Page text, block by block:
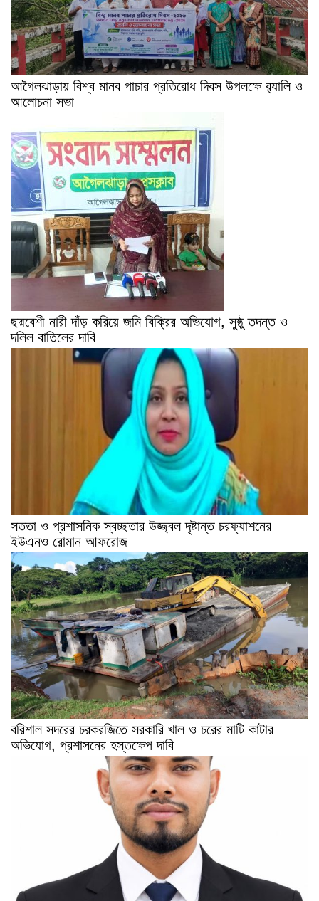
আগৈলঝাড়ায় বিশ্ব মানব পাচার প্রতিরোধ দিবস উপলক্ষে র‍্যালি ও
আলোচনা সভা
ছদ্মবেশী নারী দাঁড় করিয়ে জমি বিক্রির অভিযোগ, সুষ্ঠু তদন্ত ও
দলিল বাতিলের দাবি
সততা ও প্রশাসনিক স্বচ্ছতার উজ্জ্বল দৃষ্টান্ত চরফ্যাশনের
ইউএনও রোমান আফরোজ
বরিশাল সদরের চরকরজিতে সরকারি খাল ও চরের মাটি কাটার
অভিযোগ, প্রশাসনের হস্তক্ষেপ দাবি